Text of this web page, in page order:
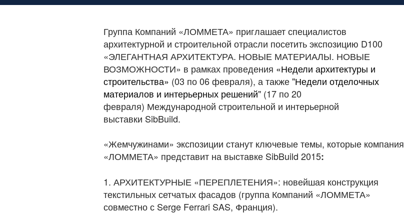
Группа Компаний «ЛОММЕТА» приглашает специалистов
архитектурной и строительной отрасли посетить экспозицию D100
«ЭЛЕГАНТНАЯ АРХИТЕКТУРА. НОВЫЕ МАТЕРИАЛЫ. НОВЫЕ
ВОЗМОЖНОСТИ» в рамках проведения «Недели архитектуры и
строительства» (03 по 06 февраля), а также "Недели отделочных
материалов и интерьерных решений" (17 по 20
февраля) Международной строительной и интерьерной
выставки SibBuild.
«Жемчужинами» экспозиции станут ключевые темы, которые компания
«ЛОММЕТА» представит на выставке SibBuild 2015:
1. АРХИТЕКТУРНЫЕ «ПЕРЕПЛЕТЕНИЯ»: новейшая конструкция
текстильных сетчатых фасадов (группа Компаний «ЛОММЕТА»
совместно с Serge Ferrаri SAS, Франция).